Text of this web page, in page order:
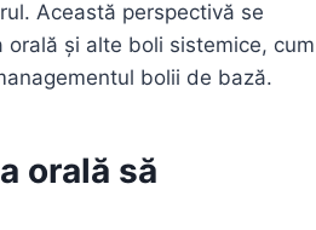
Această perspectivă se
și alte boli sistemice, cum
bolii de bază.
orală să